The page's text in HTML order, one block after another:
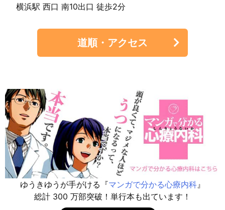
横浜駅 西口 南10出口 徒歩2分
道順・アクセス
ゆうきゆうが手がける『マンガで分かる心療内科 』
総計 300 万部突破！単行本も出ています！